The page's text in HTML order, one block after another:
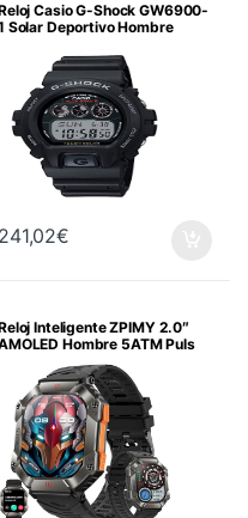
desde 25,85€ hasta
Casio G-Shock GW6900-
Solar Deportivo Hombre
241,02€
Inteligente ZPIMY 2.0″
Hombre 5ATM Puls